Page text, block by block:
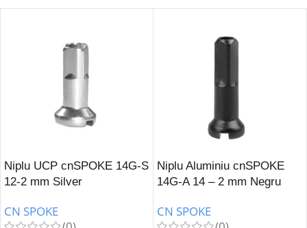
Niplu UCP cnSPOKE 14G-S
12-2 mm Silver
CN SPOKE
Niplu Aluminiu cnSPOKE
14G-A 14 – 2 mm Negru
CN SPOKE